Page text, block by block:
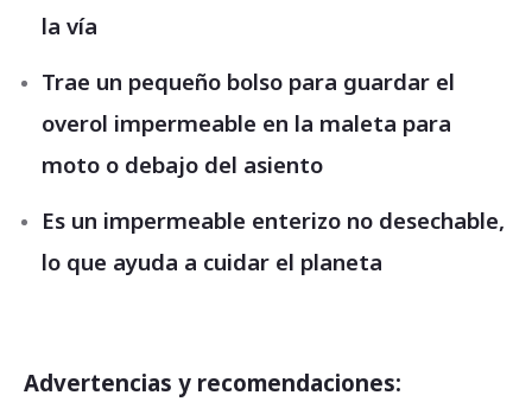
la vía
Trae un pequeño bolso para guardar el
overol impermeable en la maleta para
moto o debajo del asiento
Es un impermeable enterizo no desechable,
lo que ayuda a cuidar el planeta
Advertencias y recomendaciones: